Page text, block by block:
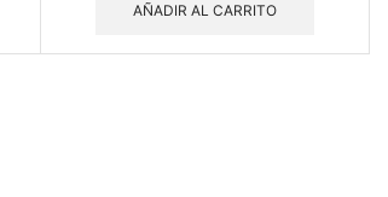
AÑADIR AL CARRITO